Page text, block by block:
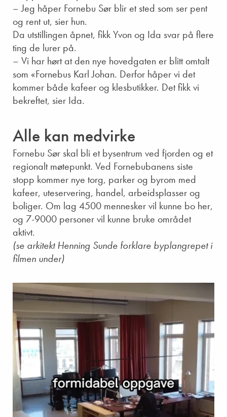
– Jeg håper Fornebu Sør blir et sted som ser pent
og rent ut, sier hun.
Da utstillingen åpnet, fikk Yvon og Ida svar på flere
ting de lurer på.
– Vi har hørt at den nye hovedgaten er blitt omtalt
som «Fornebus Karl Johan. Derfor håper vi det
kommer både kafeer og klesbutikker. Det fikk vi
bekreftet, sier Ida.
Alle kan medvirke
Fornebu Sør skal bli et bysentrum ved fjorden og et
regionalt møtepunkt. Ved Fornebubanens siste
stopp kommer nye torg, parker og byrom med
kafeer, uteservering, handel, arbeidsplasser og
boliger. Om lag 4500 mennesker vil kunne bo her,
og 7-9000 personer vil kunne bruke området
aktivt.
(se arkitekt Henning Sunde forklare byplangrepet i
filmen under)